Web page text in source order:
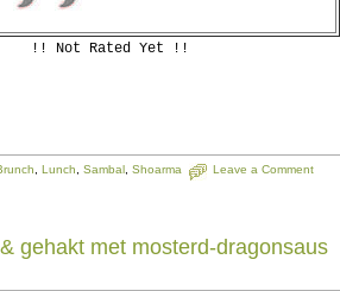
!! Not Rated Yet !!
Lunch Sambal Shoarma Leave a Comment
gehakt met mosterd-dragonsaus